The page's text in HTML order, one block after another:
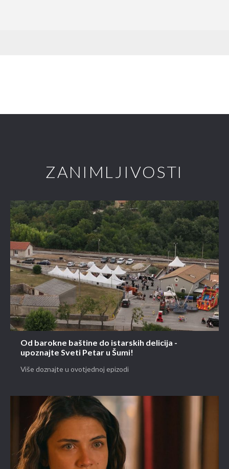
ZANIMLJIVOSTI
Od barokne baštine do istarskih delicija -
upoznajte Sveti Petar u Šumi!
Više doznajte u ovotjednoj epizodi